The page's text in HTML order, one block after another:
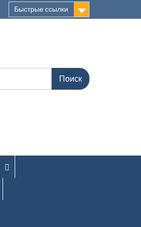
Быстрые ссылки